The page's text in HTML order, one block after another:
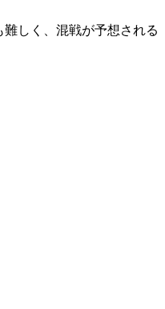
しく、混戦が予想される